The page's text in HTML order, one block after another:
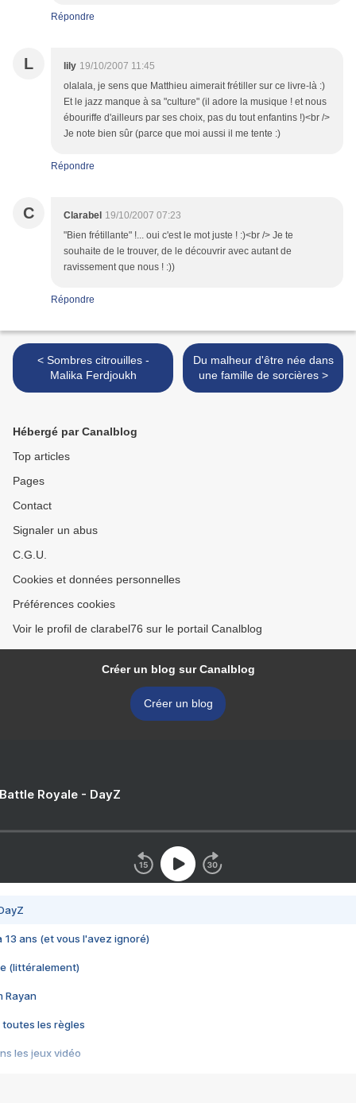
Répondre
L lily 19/10/2007 11:45
olalala, je sens que Matthieu aimerait frétiller sur ce livre-là :)
Et le jazz manque à sa "culture" (il adore la musique ! et nous
ébouriffe d'ailleurs par ses choix, pas du tout enfantins !)<br />
Je note bien sûr (parce que moi aussi il me tente :)
Répondre
C Clarabel 19/10/2007 07:23
"Bien frétillante" !... oui c'est le mot juste ! :)<br /> Je te
souhaite de le trouver, de le découvrir avec autant de
ravissement que nous ! :))
Répondre
< Sombres citrouilles -
Malika Ferdjoukh
Du malheur d'être née dans
une famille de sorcières >
Hébergé par Canalblog
Top articles
Pages
Contact
Signaler un abus
C.G.U.
Cookies et données personnelles
Préférences cookies
Voir le profil de clarabel76 sur le portail Canalblog
Créer un blog sur Canalblog
Créer un blog
Royale - DayZ
13 ans (et vous l'avez ignoré)
(littéralement)
Rayan
toutes les règles
les jeux vidéo